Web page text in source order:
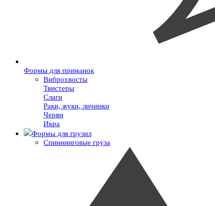
Формы для приманок
Виброхвосты
Твистеры
Слаги
Раки, жуки, личинки
Черви
Икра
Формы для грузил
Спиннинговые груза